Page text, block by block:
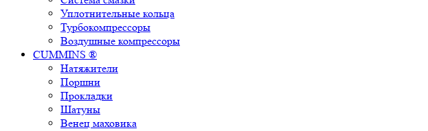
Уплотнительные кольца
Турбокомпрессоры
Воздушные компрессоры
CUMMINS ®
Натяжители
Поршни
Прокладки
Шатуны
Венец маховика